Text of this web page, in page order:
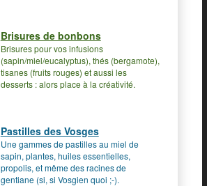
Brisures de bonbons
Brisures pour vos infusions
(sapin/miel/eucalyptus), thés (bergamote),
tisanes (fruits rouges) et aussi les
desserts : alors place à la créativité.
Pastilles des Vosges
Une gammes de pastilles au miel de
sapin, plantes, huiles essentielles,
propolis, et même des racines de
gentiane (si, si Vosgien quoi ;-).